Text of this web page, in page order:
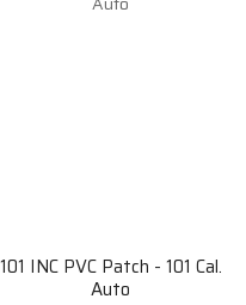
101 INC PVC Patch - 101 Cal.
Auto